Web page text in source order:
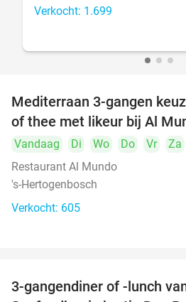
Verkocht: 1.699
Mediterraan 3-gangen
of thee met likeur bij Al
Vandaag Di Wo Do Vr
Za
Restaurant Al Mundo
's-Hertogenbosch
Verkocht: 605
3-gangendiner of -lunch